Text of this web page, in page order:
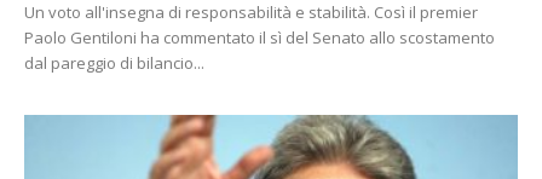
Un voto all'insegna di responsabilità e stabilità. Così il premier
Paolo Gentiloni ha commentato il sì del Senato allo scostamento
dal pareggio di bilancio...